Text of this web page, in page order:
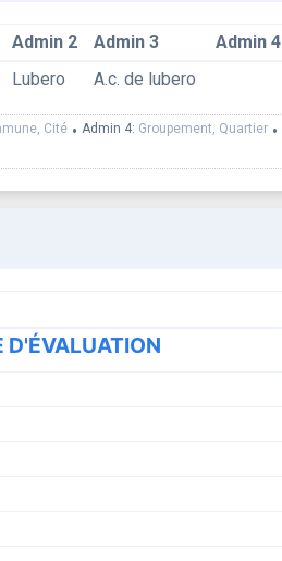
Admin 2 Admin 3 Admin 4
Lubero A.c. de lubero
Cité • Admin 4: Groupement, Quartier •
D'ÉVALUATION